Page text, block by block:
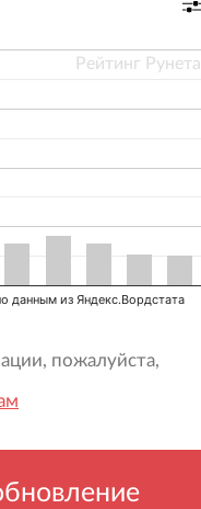
данным из Яндекс.Вордстата
Рейтинг Рунета
пожалуйста,